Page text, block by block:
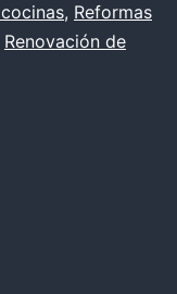
, Reformas
Renovación de